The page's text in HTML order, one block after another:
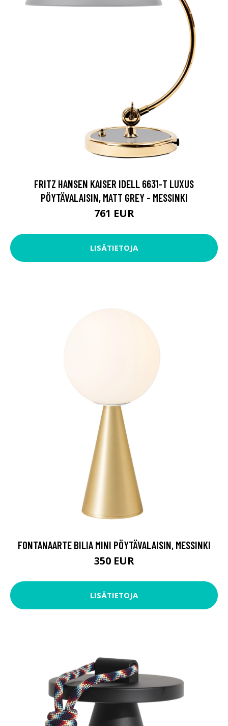
FRITZ HANSEN KAISER IDELL 6631-T LUXUS
PÖYTÄVALAISIN, MATT GREY - MESSINKI
761 EUR
LISÄTIETOJA
FONTANAARTE BILIA MINI PÖYTÄVALAISIN, MESSINKI
350 EUR
LISÄTIETOJA